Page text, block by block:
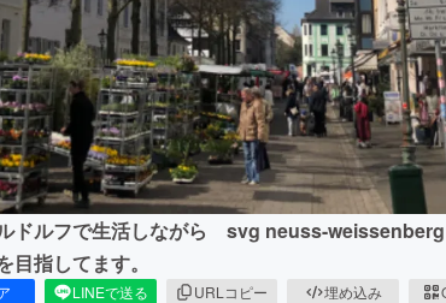
CAMPFIRE
CAMPFIRE
ドルフで生活しながら svg neuss-
指してます。
LINEで送る URLコピー 埋め込み